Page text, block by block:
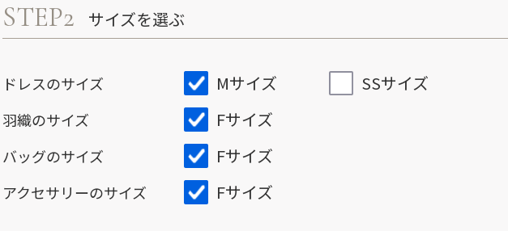
STEP2 サイズを選ぶ
ドレスのサイズ Mサイズ SSサイズ
羽織のサイズ Fサイズ
バッグのサイズ Fサイズ
アクセサリーのサイズ Fサイズ